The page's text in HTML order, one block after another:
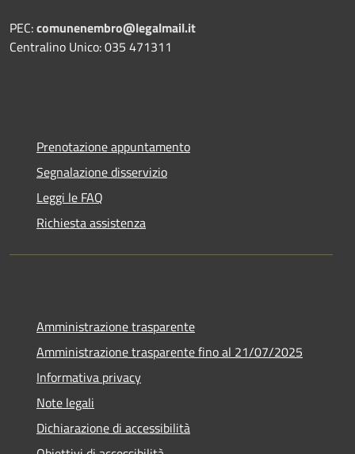
PEC:comunenembro@legalmail.it
Centralino Unico: 035 471311
Prenotazione appuntamento
Segnalazione disservizio
Leggi le FAQ
Richiesta assistenza
Amministrazione trasparente
Amministrazione trasparente fino al 21/07/2025
Informativa privacy
Note legali
Dichiarazione di accessibilità